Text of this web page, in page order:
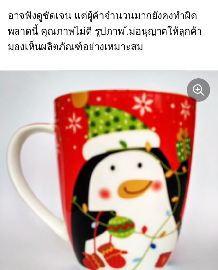
อาจฟังดูชัดเจน แต่ผู้ค้าจำนวนมากยังคงทำผิด
พลาดนี้ คุณภาพไม่ดี รูปภาพไม่อนุญาตให้ลูกค้า
มองเห็นผลิตภัณฑ์อย่างเหมาะสม